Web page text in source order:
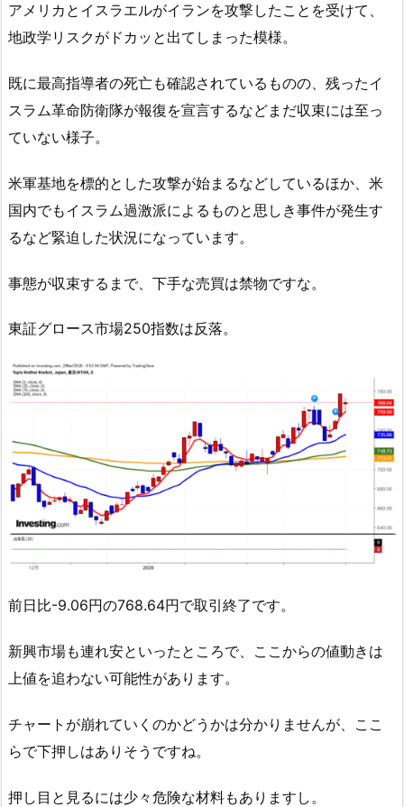
アメリカとイスラエルがイランを攻撃したことを受けて、
地政学リスクがドカッと出てしまった模様。
既に最高指導者の死亡も確認されているものの、残ったイ
スラム革命防衛隊が報復を宣言するなどまだ収束には至っ
ていない様子。
米軍基地を標的とした攻撃が始まるなどしているほか、米
国内でもイスラム過激派によるものと思しき事件が発生す
るなど緊迫した状況になっています。
事態が収束するまで、下手な売買は禁物ですな。
東証グロース市場250指数は反落。
前日比-9.06円の768.64円で取引終了です。
新興市場も連れ安といったところで、ここからの値動きは
上値を追わない可能性があります。
チャートが崩れていくのかどうかは分かりませんが、ここ
らで下押しはありそうですね。
押し目と見るには少々危険な材料もありますし。